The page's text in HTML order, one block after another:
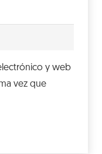
y web
vez que